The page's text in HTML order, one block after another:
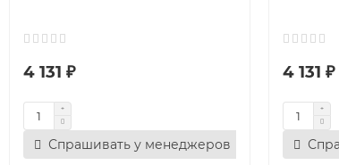
4 131 ₽
Спрашивать у менеджеров
4 131 ₽